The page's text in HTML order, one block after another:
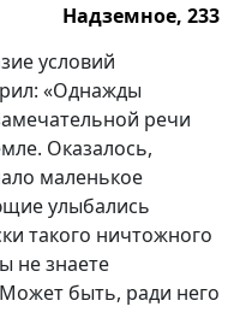
Надземное, 233
условий
«Однажды
речи
Оказалось,
маленькое
улыбались
такого ничтожного
не знаете
быть, ради него